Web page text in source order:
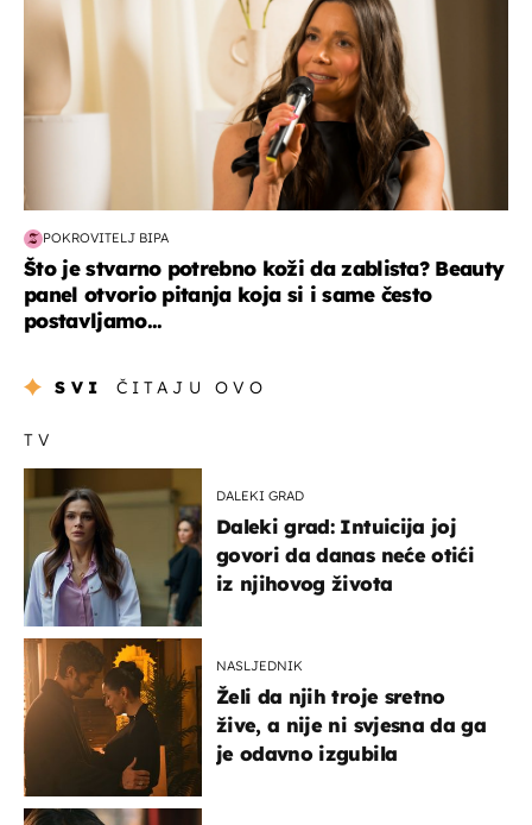
POKROVITELJ BIPA
Što je stvarno potrebno koži da zablista? Beauty
panel otvorio pitanja koja si i same često
postavljamo...
SVI ČITAJU OVO
TV
DALEKI GRAD
Daleki grad: Intuicija joj
govori da danas neće otići
iz njihovog života
NASLJEDNIK
Želi da njih troje sretno
žive, a nije ni svjesna da ga
je odavno izgubila